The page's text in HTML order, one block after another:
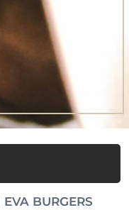
EVA BURGERS